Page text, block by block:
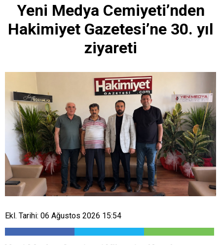
Yeni Medya Cemiyeti’nden
Hakimiyet Gazetesi’ne 30. yıl
ziyareti
Ekl. Tarihi: 06 Ağustos 2026 15:54